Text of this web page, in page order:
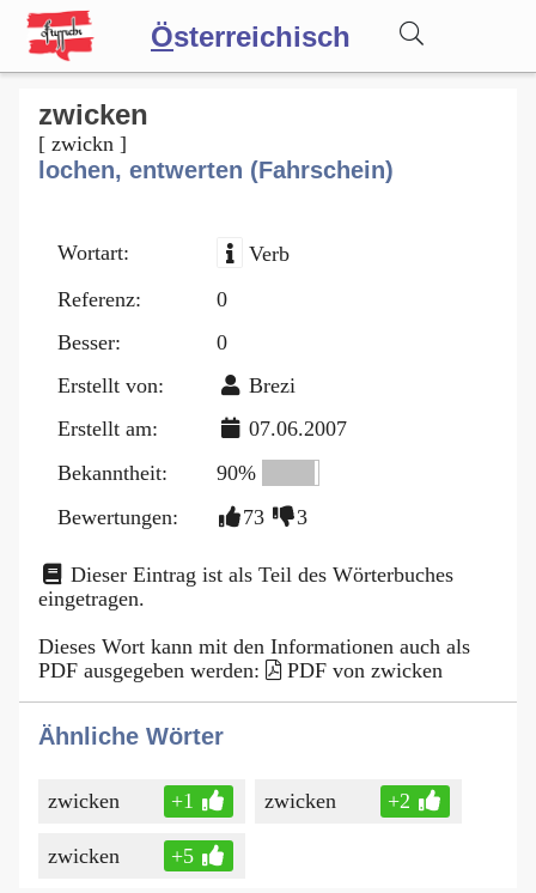
Österreichisch
Wörterbuch
Forum
Blog
zwicken
[ zwickn ]
lochen, entwerten (Fahrschein)
Wortart:
Verb
Referenz:
0
Besser:
0
Erstellt von:
Brezi
Erstellt am:
07.06.2007
Bekanntheit:
90%
Bewertungen:
73 3
Dieser Eintrag ist als Teil des Wörterbuches
eingetragen.
Dieses Wort kann mit den Informationen auch als
PDF ausgegeben werden:
PDF von zwicken
Ähnliche Wörter
zwicken +1 zwicken +2
zwicken +5